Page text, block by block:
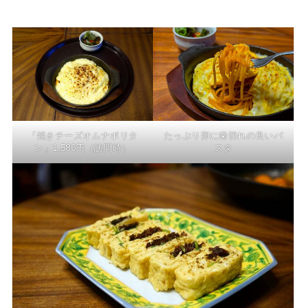
「焼きチーズオムナポリタ
ン」1,580円（訪問時）
たっぷり卵に歯切れの良いパ
スタ